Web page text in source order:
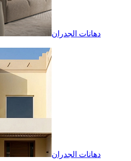
دهانات الجدران
دهانات الجدران